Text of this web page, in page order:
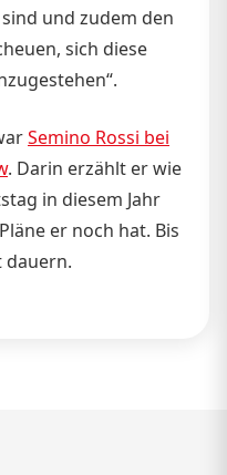
und zudem den
sich diese
Semino Rossi bei
. Darin erzählt er wie
in diesem Jahr
er noch hat. Bis
dauern.